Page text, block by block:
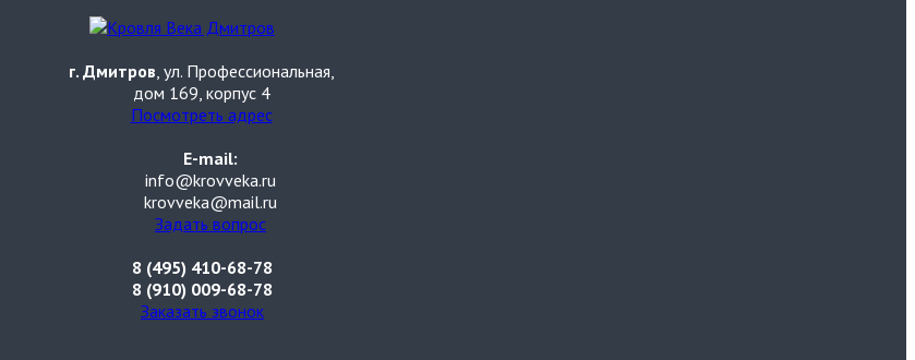
г. Дмитров, ул. Профессиональная,
дом 169, корпус 4
Посмотреть адрес
E-mail:
info@krovveka.ru
krovveka@mail.ru
Задать вопрос
8 (495) 410-68-78
8 (910) 009-68-78
Заказать звонок